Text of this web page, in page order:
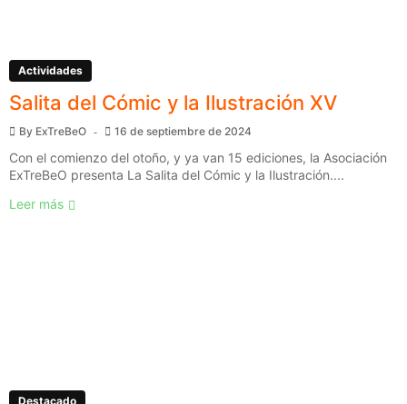
Actividades
Salita del Cómic y la Ilustración XV
By ExTreBeO 16 de septiembre de 2024
Con el comienzo del otoño, y ya van 15 ediciones, la Asociación
ExTreBeO presenta La Salita del Cómic y la Ilustración....
Leer más
Destacado